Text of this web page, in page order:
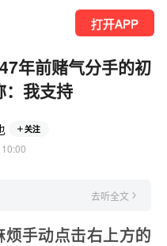
打开APP
年前赌气分手的初
：我支持
关注
去听全文
手动点击右上方的